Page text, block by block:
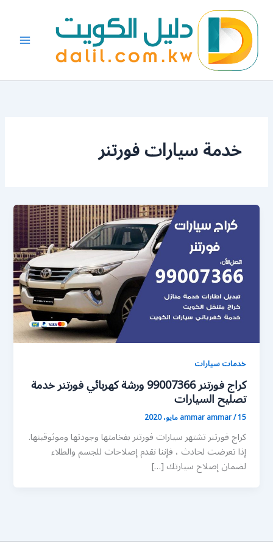
المحتوى
خدمة سيارات فورتنر
خدمات سيارات
كراج فورتنر 99007366 ورشة كهربائي فورتنر خدمة
تصليح السيارات
ammar ammar/15 مايو، 2020
كراج فورتنر تشتهر سيارات فورتنر بفخامتها وجودتها وموثوقيتها.
إذا تعرضت لحادث ، فإننا نقدم إصلاحات للجسم والطلاء
لضمان إصلاح سيارتك […]